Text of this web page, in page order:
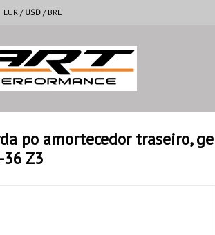
EUR / USD / BRL
po amortecedor traseiro,
36 Z3